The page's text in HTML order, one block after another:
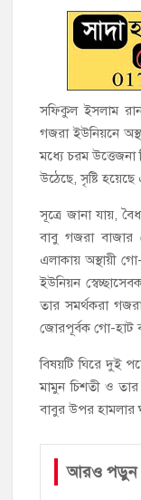
হাজীগঞ্জের ২নং দক্ষিণ
চাঁদপুর জেলা জিয়া
এসএম সবুজ হোসেন
সফিকুল ইসলাম
গজরা ইউনিয়নে
মধ্যে চরম
উঠেছে, সৃষ্টি হয়েছে
সূত্রে জানা যায়,
বাবু গজরা বাজার
এলাকায় অস্থায়ী
ইউনিয়ন
তার সমর্থকরা
জোরপূর্বক গো-হাট
বিষয়টি ঘিরে দুই
মামুন চিশতী ও
বাবুর উপর হামলার
আরও পড়ুন